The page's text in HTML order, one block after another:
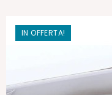
IN OFFERTA!